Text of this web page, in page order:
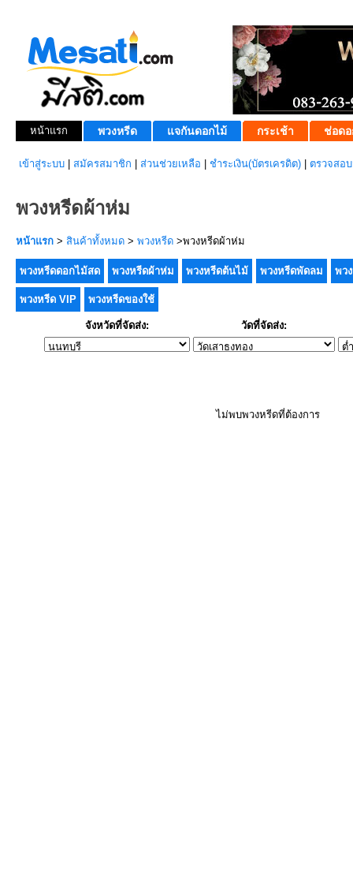
หน้าแรก พวงหรีด แจกันดอกไม้ กระเช้า ช่อดอ
เข้าสู่ระบบ สมัครสมาชิก ส่วนช่วยเหลือ ชำระเงิน(บัตรเครดิต) ตรวจสอ
พวงหรีดผ้าห่ม
หน้าแรก > สินค้าทั้งหมด > พวงหรีด >พวงหรีดผ้าห่ม
พวงหรีดดอกไม้สด พวงหรีดผ้าห่ม พวงหรีดต้นไม้ พวงหรีดพัดลม พว
พวงหรีด VIP พวงหรีดของใช้
จังหวัดที่จัดส่ง: วัดที่จัดส่ง:
ไม่พบพวงหรีดที่ต้องการ